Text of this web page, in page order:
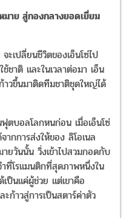
าย สู่กองกลางยอดเยี่ยม
ะเปลี่ยนชีวิตของเอ็นโซ่ไป
ชาติ และในเวลาต่อมา เอ็น
าวขึ้นมาติดทีมชาติชุดใหญ่ได้
ตบอลโลกหนก่อน เมื่อเอ็นโซ่
กการส่งให้ของ ลิโอเนล
ยวันนั้น วิ่งเข้าไปสวมกอดกับ
ที่โรแมนติกที่สุดภาพหนึ่งใน
ป็นแค่ผู้ช่วย แต่เขาคือ
ก้าวสู่การเป็นสตาร์ค่าตัว